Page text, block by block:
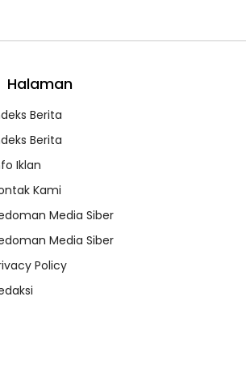
Halaman
Berita
Berita
Iklan
Kami
Media Siber
Media Siber
Policy